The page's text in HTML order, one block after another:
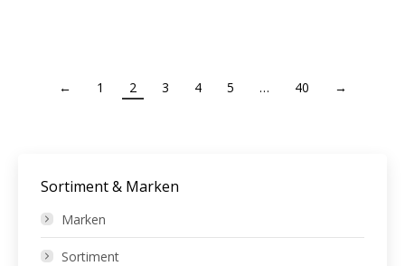
← 1 2 3 4 5 … 40 →
Sortiment & Marken
Marken
Sortiment